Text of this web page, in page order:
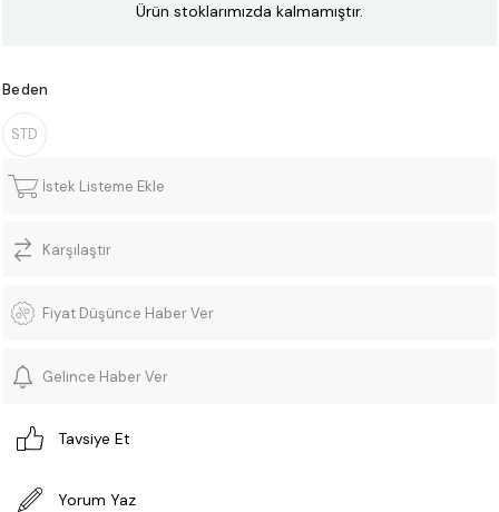
Ürün stoklarımızda kalmamıştır.
Beden
STD
İstek Listeme Ekle
Karşılaştır
Fiyat Düşünce Haber Ver
Gelince Haber Ver
Tavsiye Et
Yorum Yaz